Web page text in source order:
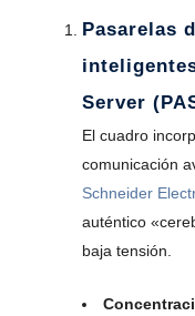
Pasarelas
Server
El cuadro
comunicación
Schneider
auténtico
baja tensión.